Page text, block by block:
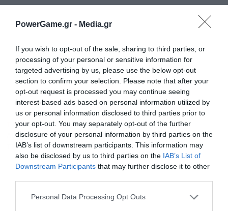
PowerGame.gr - Media.gr
If you wish to opt-out of the sale, sharing to third parties, or
processing of your personal or sensitive information for
targeted advertising by us, please use the below opt-out
section to confirm your selection. Please note that after your
opt-out request is processed you may continue seeing
interest-based ads based on personal information utilized by
us or personal information disclosed to third parties prior to
your opt-out. You may separately opt-out of the further
disclosure of your personal information by third parties on the
IAB’s list of downstream participants. This information may
also be disclosed by us to third parties on the IAB’s List of
Downstream Participants that may further disclose it to other
Personal Data Processing Opt Outs
Ακολουθήστε το Powergame.gr στο
Google
Newsγια άμεση και έγκυρη οικονομική
ενημέρωση!
TAGS:
PRINTEC
ΔΙΕΘΝΗΣ ΑΕΡΟΛΙΜΕΝΑΣ ΑΘΗΝΩΝ (ΔΑΑ) ΣΥΝΕΡΓΑΣΙΑ
ΤΕΧΝΟΛΟΓΙΑ